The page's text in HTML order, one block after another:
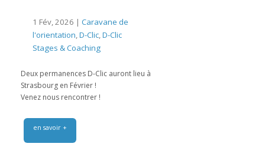
1 Fév, 2026 | Caravane de
l'orientation,D-Clic,D-Clic
Stages & Coaching
Deux permanences D-Clic auront lieu à
Strasbourg en Février !
Venez nous rencontrer !
en savoir +